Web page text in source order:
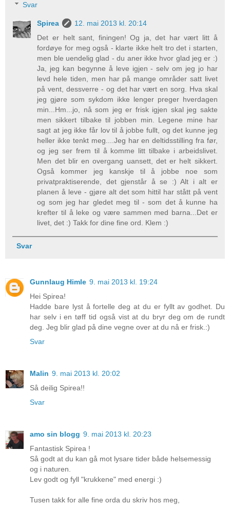
Svar
Spirea
12. mai 2013 kl. 20:14
Det er helt sant, finingen! Og ja, det har vært litt å
fordøye for meg også - klarte ikke helt tro det i starten,
men ble uendelig glad - du aner ikke hvor glad jeg er :)
Ja, jeg kan begynne å leve igjen - selv om jeg jo har
levd hele tiden, men har på mange områder satt livet
på vent, dessverre - og det har vært en sorg. Hva skal
jeg gjøre som sykdom ikke lenger preger hverdagen
min...Hm...jo, nå som jeg er frisk igjen skal jeg sakte
men sikkert tilbake til jobben min. Legene mine har
sagt at jeg ikke får lov til å jobbe fullt, og det kunne jeg
heller ikke tenkt meg....Jeg har en deltidsstilling fra før,
og jeg ser frem til å komme litt tilbake i arbeidslivet.
Men det blir en overgang uansett, det er helt sikkert.
Også kommer jeg kanskje til å jobbe noe som
privatpraktiserende, det gjenstår å se :) Alt i alt er
planen å leve - gjøre alt det som hittil har stått på vent
og som jeg har gledet meg til - som det å kunne ha
krefter til å leke og være sammen med barna...Det er
livet, det :) Takk for dine fine ord. Klem :)
Svar
Gunnlaug Himle 9. mai 2013 kl. 19:24
Hei Spirea!
Hadde bare lyst å fortelle deg at du er fyllt av godhet. Du
har selv i en tøff tid også vist at du bryr deg om de rundt
deg. Jeg blir glad på dine vegne over at du nå er frisk.:)
Svar
Malin 9. mai 2013 kl. 20:02
Så deilig Spirea!!
Svar
amo sin blogg 9. mai 2013 kl. 20:23
Fantastisk Spirea !
Så godt at du kan gå mot lysare tider både helsemessig
og i naturen.
Lev godt og fyll "krukkene" med energi :)
Tusen takk for alle fine orda du skriv hos meg,